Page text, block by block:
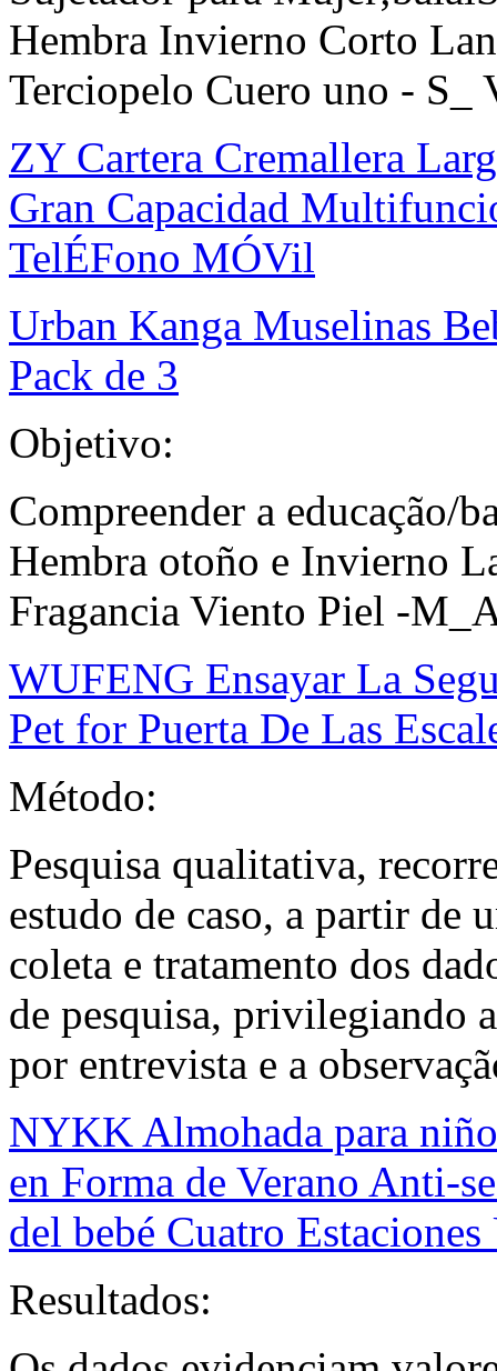
Hembra Invierno Corto
Terciopelo Cuero uno - S_
ZY Cartera Cremallera
Gran Capacidad
TelÉFono MÓVil
Urban Kanga Muselinas
Pack de 3
Objetivo:
Compreender a educação/
Hembra otoño e Invierno
Fragancia Viento Piel -
WUFENG Ensayar La
Pet for Puerta De Las
Método:
Pesquisa qualitativa,
estudo de caso, a partir de
coleta e tratamento dos
de pesquisa, privilegiando
por entrevista e a
NYKK Almohada para
en Forma de Verano Anti-
del bebé Cuatro
Resultados: